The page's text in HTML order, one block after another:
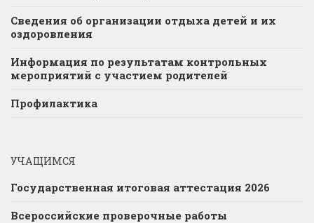
Сведения об организации отдыха детей и их
оздоровления
Информация по результатам контрольных
мероприятий с участием родителей
Профилактика
УЧАЩИМСЯ
Государственная итоговая аттестация 2026
Всероссийские проверочные работы